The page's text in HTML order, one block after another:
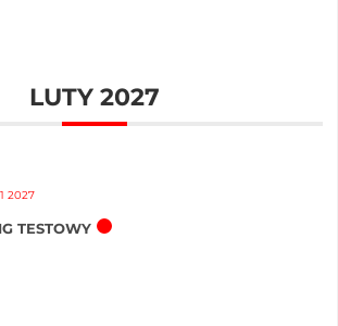
LUTY 2027
2027
TESTOWY